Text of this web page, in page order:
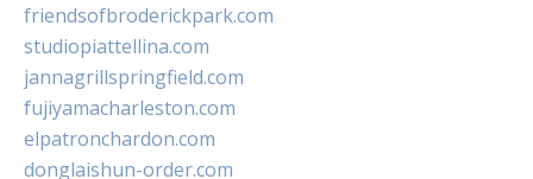
friendsofbroderickpark.com
studiopiattellina.com
jannagrillspringfield.com
fujiyamacharleston.com
elpatronchardon.com
donglaishun-order.com